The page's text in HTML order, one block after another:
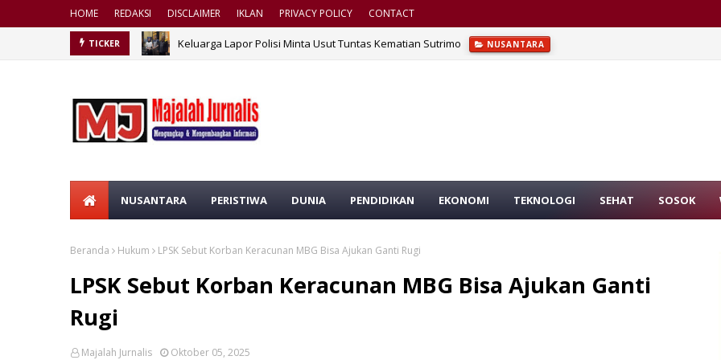
HOME REDAKSI DISCLAIMER IKLAN PRIVACY POLICY CONTACT
TICKER Keluarga Lapor Polisi Minta Usut Tuntas Kematian Sutrimo NUSANTARA
NUSANTARA PERISTIWA DUNIA PENDIDIKAN EKONOMI TEKNOLOGI SEHAT SOSOK
Beranda Hukum LPSK Sebut Korban Keracunan MBG Bisa Ajukan Ganti Rugi
LPSK Sebut Korban Keracunan MBG Bisa Ajukan Ganti
Rugi
Majalah Jurnalis Oktober 05, 2025